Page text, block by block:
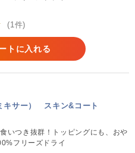
(1件)
トに入れる
キサー） スキン&コート
いつき抜群！トッピングにも、おや
フリーズドライ